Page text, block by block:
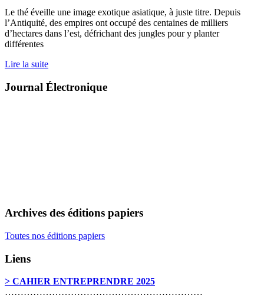
Le thé éveille une image exotique asiatique, à juste titre. Depuis
l’Antiquité, des empires ont occupé des centaines de milliers
d’hectares dans l’est, défrichant des jungles pour y planter
différentes
Lire la suite
Journal Électronique
Archives des éditions papiers
Toutes nos éditions papiers
Liens
> CAHIER ENTREPRENDRE 2025
………………………………………………………